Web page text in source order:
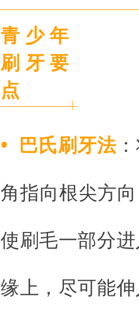
青少年
刷牙要
点
• 巴氏刷牙法
角指向根尖方
使刷毛一部分
缘上，尽可能